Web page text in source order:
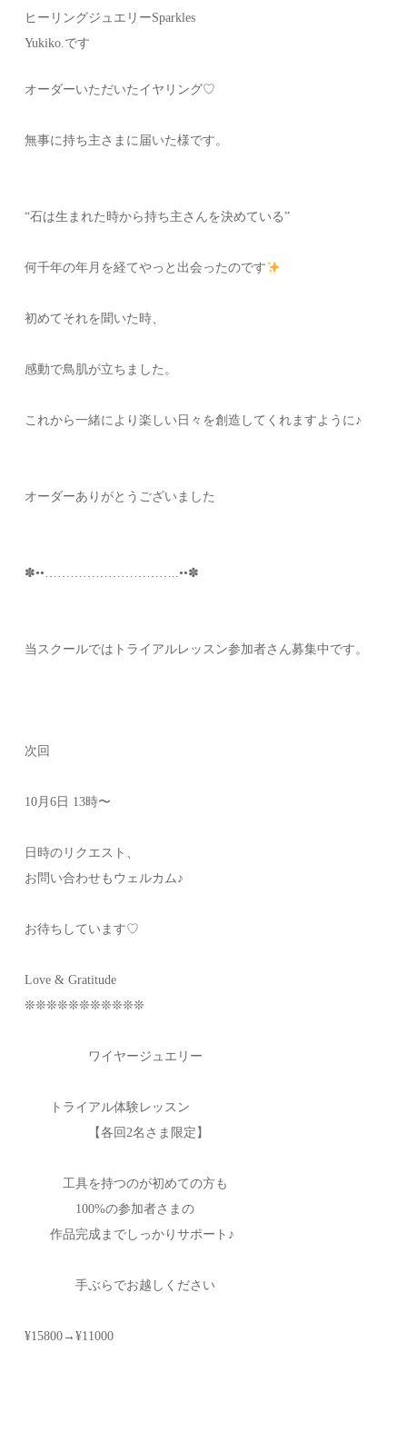
ヒーリングジュエリーSparkles
Yukiko.です
オーダーいただいたイヤリング♡
無事に持ち主さまに届いた様です。
“石は生まれた時から持ち主さんを決めている”
何千年の年月を経てやっと出会ったのです
初めてそれを聞いた時、
感動で鳥肌が立ちました。
これから一緒により楽しい日々を創造してくれますように♪
オーダーありがとうございました
✽••…………………………..••✽
当スクールではトライアルレッスン参加者さん募集中です。
次回
10月6日 13時〜
日時のリクエスト、
お問い合わせもウェルカム♪
お待ちしています♡
Love & Gratitude
❊❊❊❊❊❊❊❊❊❊❊
ワイヤージュエリー
トライアル体験レッスン
【各回2名さま限定】
工具を持つのが初めての方も
100%の参加者さまの
作品完成までしっかりサポート♪
手ぶらでお越しください
¥15800→¥11000